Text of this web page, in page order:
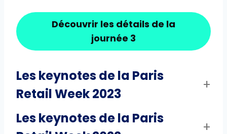
Découvrir les détails de la
journée 3
Les keynotes de la Paris
Retail Week 2023
Les keynotes de la Paris